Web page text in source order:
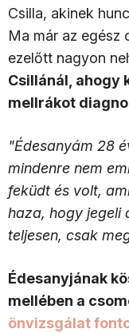
Csilla, akinek
Ma már az egész
ezelőtt nagyon
Csillánál, ahogy
mellrákot
"Édesanyám 28
mindenre nem
feküdt és volt,
haza, hogy jegeli
teljesen, csak
Édesanyjának
mellében a
önvizsgálat